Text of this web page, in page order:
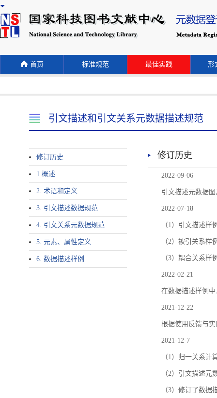
首页 标准规范 最佳实践 形
引文描述和引文关系元数据描述规范
修订历史
1 概述
2. 术语和定义
3. 引文描述数据规范
4. 引文关系元数据规范
5. 元素、属性定义
6. 数据描述样例
修订历史
2022-09-06
引文描述元数据
2022-07-18
（1）引文描述样
（2）被引关系
（3）耦合关系
2022-02-21
在数据描述样例
2021-12-22
根据使用反馈与
2021-12-7
（1）归一关系
（2）引文描述元
（3）修订了数据